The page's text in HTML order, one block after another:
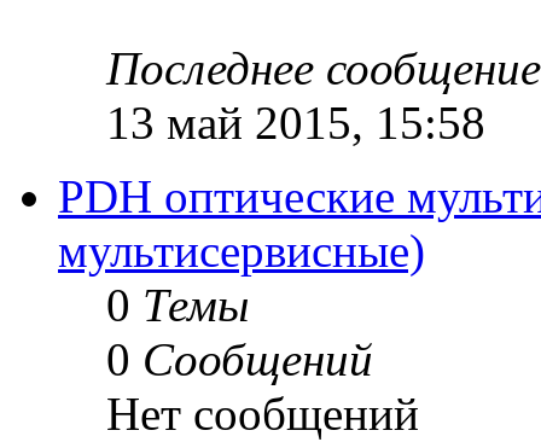
Последнее сообщение
13 май 2015, 15:58
PDH оптические
мультисервисные)
0 Темы
0 Сообщений
Нет сообщений